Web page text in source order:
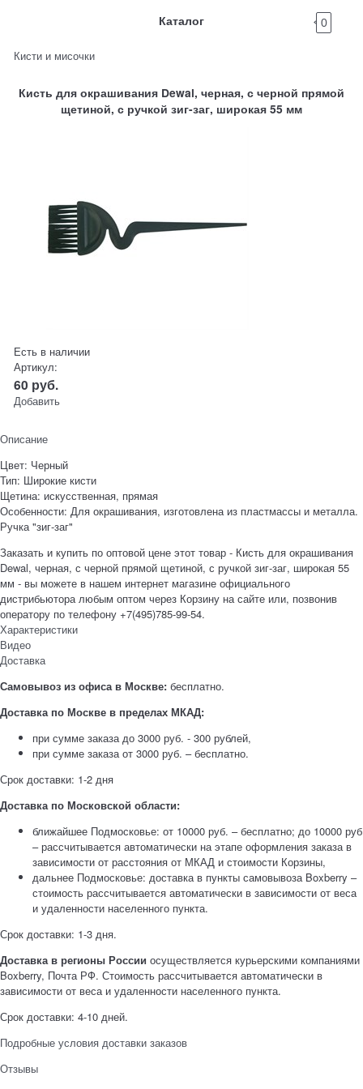
Каталог 0
Кисти и мисочки
Кисть для окрашивания Dewal, черная, с черной прямой
щетиной, с ручкой зиг-заг, широкая 55 мм
Есть в наличии
Артикул:
60 руб.
Добавить
Описание
Цвет: Черный
Тип: Широкие кисти
Щетина: искусственная, прямая
Особенности: Для окрашивания, изготовлена из пластмассы и металла.
Ручка "зиг-заг"
Заказать и купить по оптовой цене этот товар - Кисть для окрашивания
Dewal, черная, с черной прямой щетиной, с ручкой зиг-заг, широкая 55
мм - вы можете в нашем интернет магазине официального
дистрибьютора любым оптом через Корзину на сайте или, позвонив
оператору по телефону +7(495)785-99-54.
Характеристики
Видео
Доставка
Самовывоз из офиса в Москве: бесплатно.
Доставка по Москве в пределах МКАД:
при сумме заказа до 3000 руб. - 300 рублей,
при сумме заказа от 3000 руб. – бесплатно.
Срок доставки: 1-2 дня
Доставка по Московской области:
ближайшее Подмосковье: от 10000 руб. – бесплатно; до 10000 руб
– рассчитывается автоматически на этапе оформления заказа в
зависимости от расстояния от МКАД и стоимости Корзины,
дальнее Подмосковье: доставка в пункты самовывоза Boxberry –
стоимость рассчитывается автоматически в зависимости от веса
и удаленности населенного пункта.
Срок доставки: 1-3 дня.
Доставка в регионы России осуществляется курьерскими компаниями
Boxberry, Почта РФ. Стоимость рассчитывается автоматически в
зависимости от веса и удаленности населенного пункта.
Срок доставки: 4-10 дней.
Подробные условия доставки заказов
Отзывы